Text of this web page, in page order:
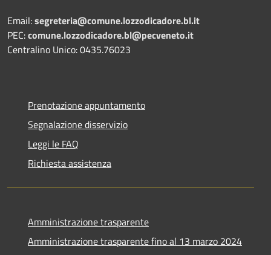
Email:segreteria@comune.lozzodicadore.bl.it
PEC:comune.lozzodicadore.bl@pecveneto.it
Centralino Unico: 0435.76023
Prenotazione appuntamento
Segnalazione disservizio
Leggi le FAQ
Richiesta assistenza
Amministrazione trasparente
Amministrazione trasparente fino al 13 marzo 2024